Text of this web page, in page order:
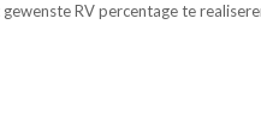
RV percentage te